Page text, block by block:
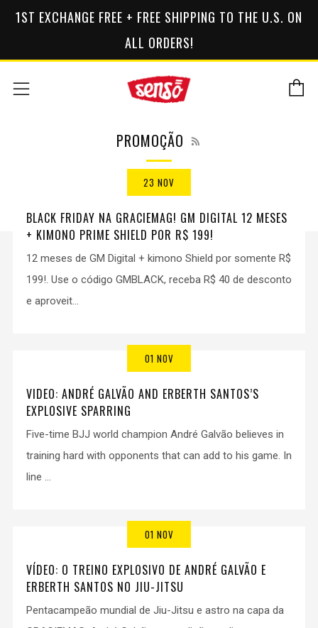
1ST EXCHANGE FREE + FREE SHIPPING TO THE U.S. ON
ALL ORDERS!
Menu
PROMOÇÃO
23 NOV
BLACK FRIDAY NA GRACIEMAG! GM DIGITAL 12 MESES
+ KIMONO PRIME SHIELD POR R$ 199!
12 meses de GM Digital + kimono Shield por somente R$
199!. Use o código GMBLACK, receba R$ 40 de desconto
e aproveit...
01 NOV
VIDEO: ANDRÉ GALVÃO AND ERBERTH SANTOS’S
EXPLOSIVE SPARRING
Five-time BJJ world champion André Galvão believes in
training hard with opponents that can add to his game. In
line ...
01 NOV
VÍDEO: O TREINO EXPLOSIVO DE ANDRÉ GALVÃO E
ERBERTH SANTOS NO JIU-JITSU
Pentacampeão mundial de Jiu-Jitsu e astro na capa da